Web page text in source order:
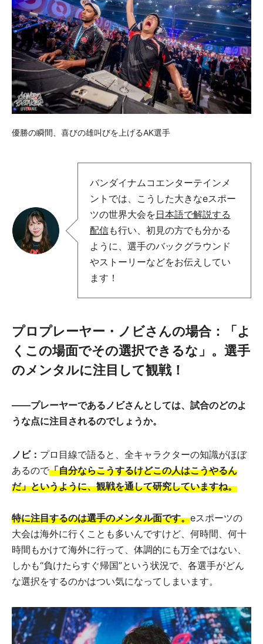
優勝の瞬間、喜びの雄叫びを上げるAK選手
バンダイナムコエンターテインメ
ントでは、こうした大きなeスポー
ツの世界大会を日本語で解説する
配信も行い、初見の方でも分かる
ように、選手のバックグラウンド
やストーリーなどをお伝えしてい
ます！
プロプレーヤー・ノビさんの場合：「よ
くこの場面でその選択できるな」。選手
のメンタルに注目して観戦！
――プレーヤーであるノビさんとしては、試合のどのよ
うな点に注目されるのでしょうか。
ノビ： プロ目線で語ると、全キャラクターの知識がほぼ
あるので「自分ならこうするけどこの人はこうやるん
だ」というように、観戦を通して研究していますね。
特に注目するのは選手のメンタル面です。eスポーツの
大会は海外に行くことも多いんですけど、何時間、何十
時間もかけて海外に行って、体調的にも万全ではない、
しかも“負けたらすぐ帰国”という状況で、各選手がどん
な選択をするのかはつい気になってしまいます。